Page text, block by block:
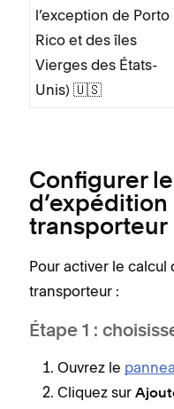
l’exception de Porto
Rico et des îles
Vierges des États-
Unis) 🇺🇸
Configurer
d’expédition
transporteur
Pour activer le calcul
transporteur :
Étape 1 :
Ouvrez le
Cliquez sur